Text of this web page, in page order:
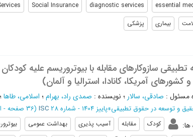
essential
diagnostic services
Social Insurance
بیماری پزشکی
تطبیقی سازوکارهای مقابله با بیوتروریسم علیه
و کشورهای آمریکا، کانادا، استرالیا و آلمان)
مسئول : صادقی، سالار ؛ نویسنده : صمدی راد، بهرام؛ اسلامی، طاها؛
و توسعه در حقوق تطبیقی»پاییز 1404 - شماره 28 ISC (‎36 صفحه - از
ها: کودک مقابله آسیب پذیری بهداشت عمومی